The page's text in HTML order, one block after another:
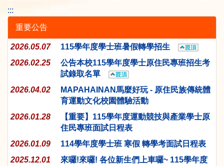
:::
重要公告
2026.05.07
115學年度學士班暑假轉學招生
2026.02.25
公告本校115學年度學士原住民專班招生考
試錄取名單
2026.04.02
MAPAHAINAN馬麼好玩 - 原住民族傳統體
育運動文化校園體驗活動
2026.01.28
【重要】115學年度運動競技與產業學士原
住民專班面試日程表
2026.01.09
114學年度學士班 寒假 轉學考面試日程表
2025.12.01
來囉!來囉! 各位新生們上車囉~ 115學年度